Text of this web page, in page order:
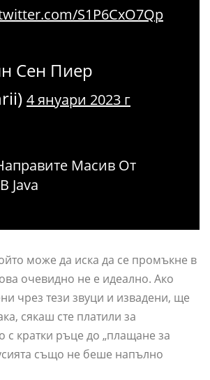
S1P6CxO7Qp
Сен Пиер
4 януари 2023 г
Масив От
Java
може да иска да се промъкне в
очевидно не е идеално. Ако
чрез тези звуци и извадени, ще
сякаш сте платили за
с кратки ръце до „плащане за
също не беше напълно